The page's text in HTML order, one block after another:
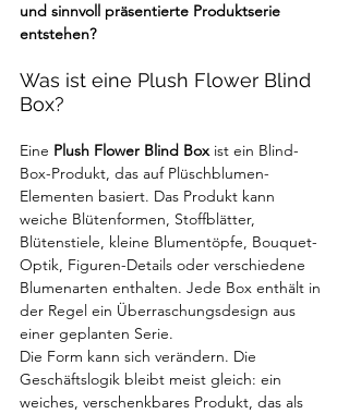
und sinnvoll präsentierte Produktserie
entstehen?
Was ist eine Plush Flower Blind
Box?
Eine Plush Flower Blind Box ist ein Blind-
Box-Produkt, das auf Plüschblumen-
Elementen basiert. Das Produkt kann
weiche Blütenformen, Stoffblätter,
Blütenstiele, kleine Blumentöpfe, Bouquet-
Optik, Figuren-Details oder verschiedene
Blumenarten enthalten. Jede Box enthält in
der Regel ein Überraschungsdesign aus
einer geplanten Serie.
Die Form kann sich verändern. Die
Geschäftslogik bleibt meist gleich: ein
weiches, verschenkbares Produkt, das als